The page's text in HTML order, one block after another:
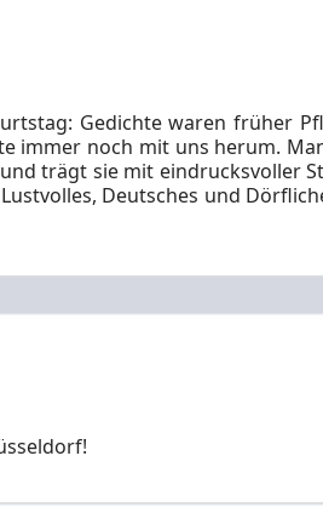
Gedichte waren früher
immer noch mit uns herum.
trägt sie mit eindrucksvoller
Deutsches und